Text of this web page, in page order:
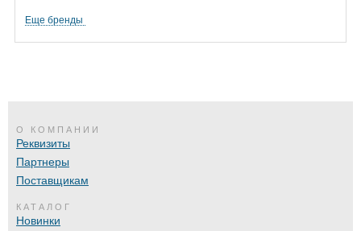
Еще бренды
О КОМПАНИИ
Реквизиты
Партнеры
Поставщикам
КАТАЛОГ
Новинки